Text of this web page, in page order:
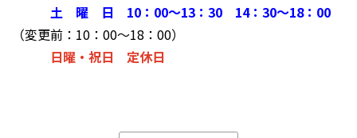
土 曜 日 10：00～13：30 14：30～18：00
（変更前：10：00～18：00）
日曜・祝日
定休日